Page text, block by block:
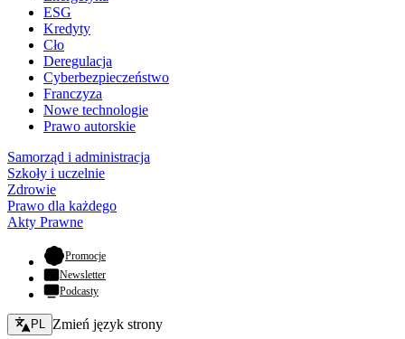
ESG
Kredyty
Cło
Deregulacja
Cyberbezpieczeństwo
Franczyza
Nowe technologie
Prawo autorskie
Samorząd i administracja
Szkoły i uczelnie
Zdrowie
Prawo dla każdego
Akty Prawne
Promocje- otwiera się w nowej karcie
Newsletter
Podcasty
Zmień język - bieżący:
PL Zmień język strony